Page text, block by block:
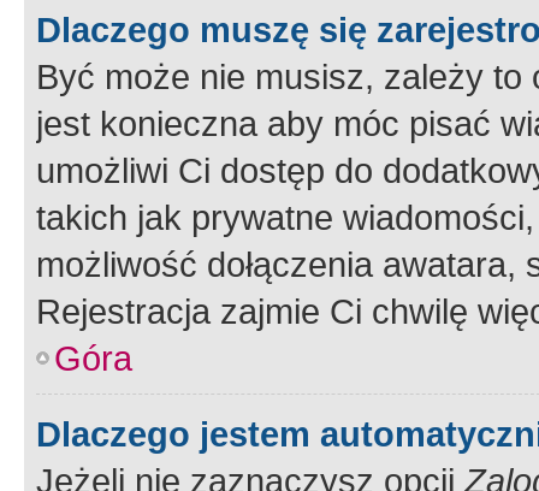
Dlaczego muszę się
Być może nie musisz, zależy
jest konieczna aby móc pisać
umożliwi Ci dostęp do
takich jak prywatne
możliwość dołączenia
Rejestracja zajmie Ci chwilę
Góra
Dlaczego jestem
Jeżeli nie zaznaczysz opcji